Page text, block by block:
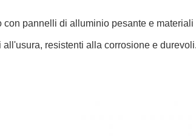
pannelli di alluminio pesante e
resistenti alla corrosione e durevoli.